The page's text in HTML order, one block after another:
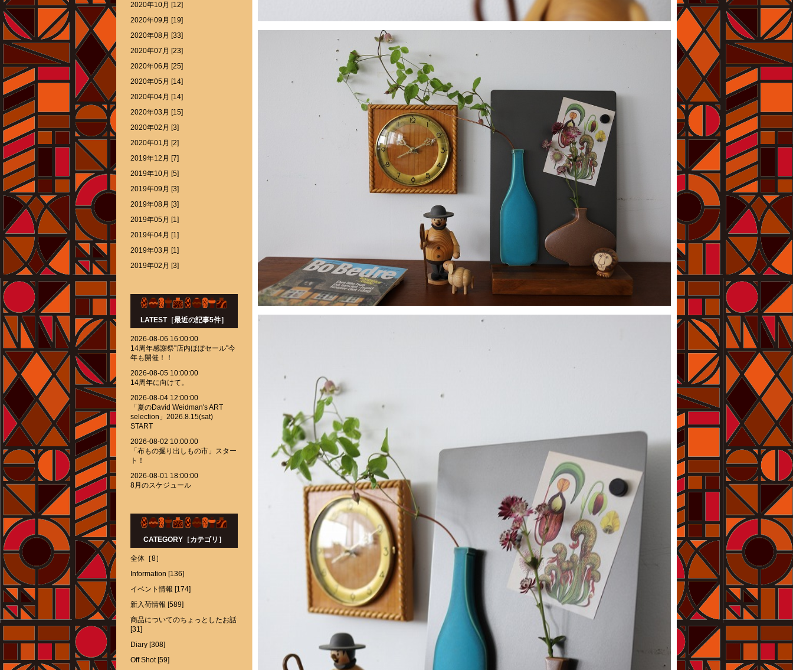
2020年10月 [12]
2020年09月 [19]
2020年08月 [33]
2020年07月 [23]
2020年06月 [25]
2020年05月 [14]
2020年04月 [14]
2020年03月 [15]
2020年02月 [3]
2020年01月 [2]
2019年12月 [7]
2019年10月 [5]
2019年09月 [3]
2019年08月 [3]
2019年05月 [1]
2019年04月 [1]
2019年03月 [1]
2019年02月 [3]
LATEST［最近の記事5件］
2026-08-06 16:00:00
14周年感謝祭''店内ほぼセール''今
年も開催！！
2026-08-05 10:00:00
14周年に向けて。
2026-08-04 12:00:00
「夏のDavid Weidman's ART
selection」2026.8.15(sat)
START
2026-08-02 10:00:00
「布もの掘り出しもの市」スター
ト！
2026-08-01 18:00:00
8月のスケジュール
CATEGORY［カテゴリ］
全体［8］
Information [136]
イベント情報 [174]
新入荷情報 [589]
商品についてのちょっとしたお話
[31]
Diary [308]
Off Shot [59]